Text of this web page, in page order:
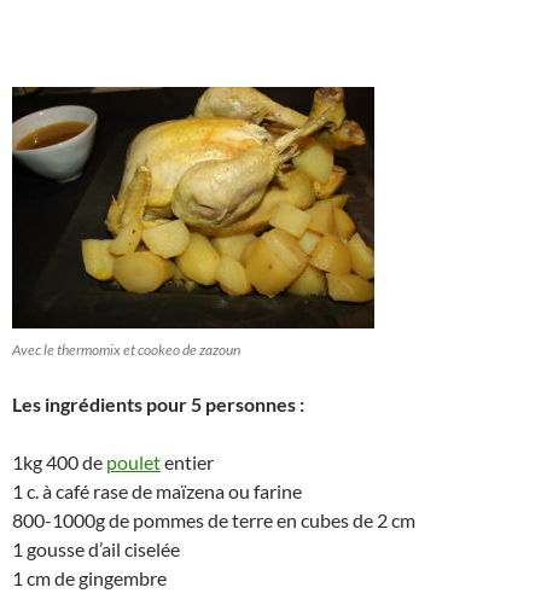
Avec le thermomix et cookeo de zazoun
Les ingrédients pour 5 personnes :
1kg 400 de pouletentier
1 c. à café rase de maïzena ou farine
800-1000g de pommes de terre en cubes de 2 cm
1 gousse d’ail ciselée
1 cm de gingembre